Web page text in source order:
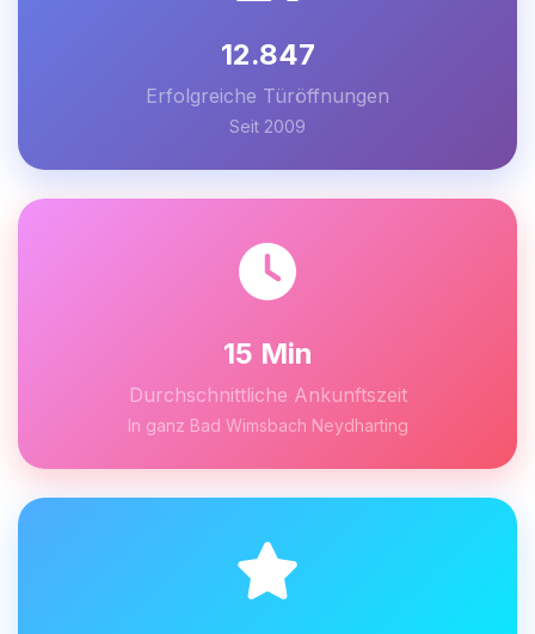
12.847
Erfolgreiche Türöffnungen
Seit 2009
15 Min
Durchschnittliche Ankunftszeit
In ganz Bad Wimsbach Neydharting